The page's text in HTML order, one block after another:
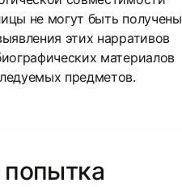
не могут быть получены
этих нарративов
материалов
предметов.